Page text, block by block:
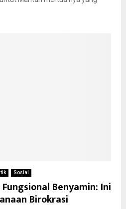
Sosial
Benyamin: Ini
Birokrasi